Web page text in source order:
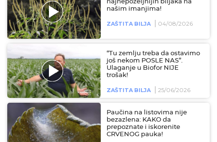
najnepoželjnijih biljaka na
našim imanjima!
ZAŠTITA BILJA 04/08/2026
“Tu zemlju treba da ostavimo
još nekom POSLE NAS”.
Ulaganje u Biofor NIJE
trošak!
ZAŠTITA BILJA 25/06/2026
Paučina na listovima nije
bezazlena: KAKO da
prepoznate i iskorenite
CRVENOG pauka!